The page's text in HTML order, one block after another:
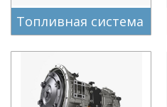
Топливная система